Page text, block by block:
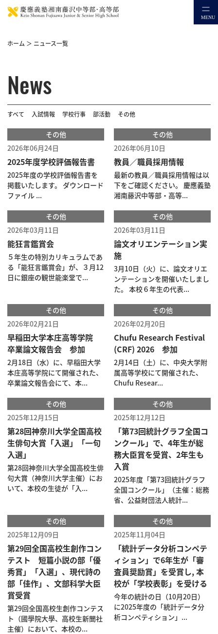
ホーム ＞ ニュース一覧
News
すべて 入試情報 学校行事 部活動 その他
その他
2026年06月24日
2025年度学校評価報告書
2025年度の学校評価報告書を
掲載いたします。 ダウンロード
ファイル ...
その他
2026年06月10日
教員／職員採用情報
最新の教員／職員採用情報は以
下をご確認ください。 慶應義塾
湘南藤沢中等部・高等...
その他
2026年03月11日
能狂言鑑賞会
５年生の特別カリキュラムであ
る「能狂言鑑賞会」が、３月12
日に銀座の観世能楽堂で...
その他
2026年03月11日
論文オリエンテーション実
施
3月10日（火）に、論文オリエ
ンテーションを開催いたしまし
た。 本校６年生の代表...
その他
2026年02月21日
早稲田大学本庄高等学院
卒業論文報告会 参加
2月18日（水）に、早稲田大学
本庄高等学院にて開催された、
卒業論文報告会にて、本...
その他
2026年02月20日
Chufu Research Festival
(CRF) 2026 参加
2月14日（土）に、中央大学附
属高等学校にて開催された、
Chufu Resear...
その他
2025年12月15日
第28回神奈川大学全国高校
生俳句大賞「入選」「一句
入選」
第28回神奈川大学全国高校生俳
句大賞（神奈川大学主催）にお
いて、本校の生徒が「入...
その他
2025年12月12日
「第73回統計グラフ全国コ
ンクール」で、4年生が総
務大臣賞を受賞、2年生も
入賞
2025年度「第73回統計グラフ
全国コンクール」（主催：総務
省、公益財団法人統計...
その他
2025年12月09日
第29回全国高校生創作コン
テスト 短篇小説の部「優
秀賞」「入選」、現代詩の
部「佳作」、文部科学大臣
賞受賞
第29回全国高校生創作コンテス
ト（國學院大學、高校生新聞社
主催）において、本校の...
その他
2025年11月04日
「統計データ分析コンペテ
ィション」で6年生が「審
査員奨励賞」を受賞し, 本
校が「学校表彰」を受ける
今年の統計の日（10月20日）
に2025年度の「統計データ分
析コンペティション」...